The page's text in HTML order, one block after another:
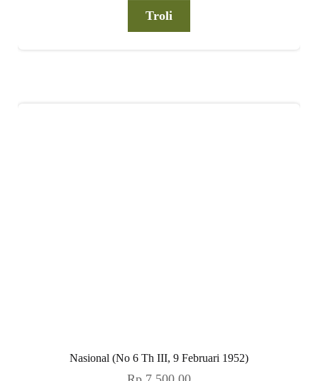
Troli
Nasional (No 6 Th III, 9 Februari 1952)